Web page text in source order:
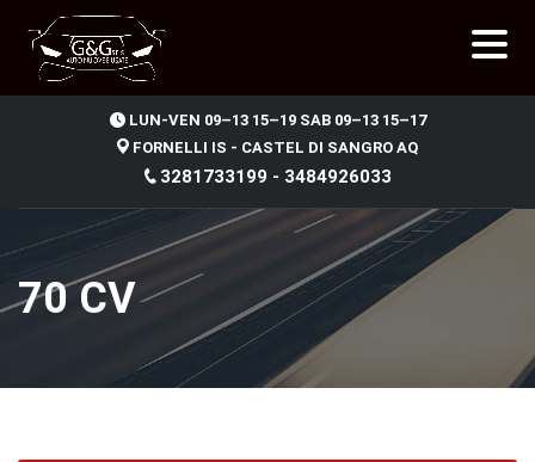
LUN-VEN 09–13 15–19 SAB 09–13 15–17
FORNELLI IS - CASTEL DI SANGRO AQ
3281733199 - 3484926033
70 CV